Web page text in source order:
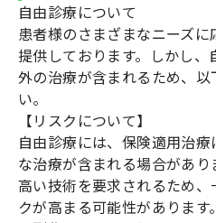
自由診療について
患者様のさまざまなニーズ
提供しております。しかし
外の治療が含まれるため、
い。
【リスクについて】
自由診療には、保険適用治
な治療が含まれる場合があ
高い技術を要求されるため
クが高まる可能性があります。